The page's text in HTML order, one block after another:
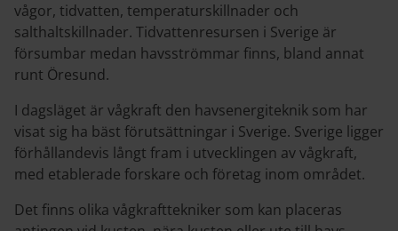
vågor, tidvatten, temperaturskillnader och
salthaltskillnader. Tidvattenresursen i Sverige är
försumbar medan havsströmmar finns, bland annat
runt Öresund.
I dagsläget är vågkraft den havsenergiteknik som har
visat sig ha bäst förutsättningar i Sverige. Sverige ligger
förhållandevis långt fram i utvecklingen av vågkraft,
med etablerade forskare och företag inom området.
Det finns olika vågkrafttekniker som kan placeras